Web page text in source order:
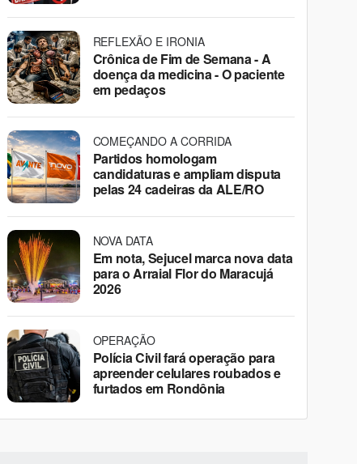
REFLEXÃO E IRONIA
Crônica de Fim de Semana - A
doença da medicina - O paciente
em pedaços
COMEÇANDO A CORRIDA
Partidos homologam
candidaturas e ampliam disputa
pelas 24 cadeiras da ALE/RO
NOVA DATA
Em nota, Sejucel marca nova data
para o Arraial Flor do Maracujá
2026
OPERAÇÃO
Polícia Civil fará operação para
apreender celulares roubados e
furtados em Rondônia